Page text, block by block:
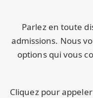
Parlez en toute
admissions. Nous
options qui vous
Cliquez pour